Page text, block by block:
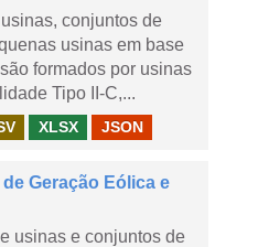
conjuntos de
usinas em base
formados por usinas
Tipo II-C,...
XLSX JSON
Geração Eólica e
usinas e conjuntos de